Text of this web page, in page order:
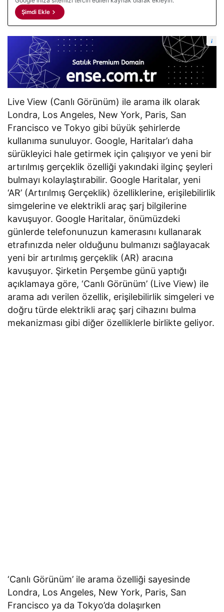
Şimdi Ekle
i
Live View (Canlı Görünüm) ile arama ilk olarak
Londra, Los Angeles, New York, Paris, San
Francisco ve Tokyo gibi büyük şehirlerde
kullanıma sunuluyor. Google, Haritalar’ı daha
sürükleyici hale getirmek için çalışıyor ve yeni bir
artırılmış gerçeklik özelliği yakındaki ilginç şeyleri
bulmayı kolaylaştırabilir. Google Haritalar, yeni
‘AR’ (Artırılmış Gerçeklik) özelliklerine, erişilebilirlik
simgelerine ve elektrikli araç şarj bilgilerine
kavuşuyor. Google Haritalar, önümüzdeki
günlerde telefonunuzun kamerasını kullanarak
etrafınızda neler olduğunu bulmanızı sağlayacak
yeni bir artırılmış gerçeklik (AR) aracına
kavuşuyor. Şirketin Perşembe günü yaptığı
açıklamaya göre, ‘Canlı Görünüm’ (Live View) ile
arama adı verilen özellik, erişilebilirlik simgeleri ve
doğru türde elektrikli araç şarj cihazını bulma
mekanizması gibi diğer özelliklerle birlikte geliyor.
‘Canlı Görünüm’ ile arama özelliği sayesinde
Londra, Los Angeles, New York, Paris, San
Francisco ya da Tokyo’da dolaşırken